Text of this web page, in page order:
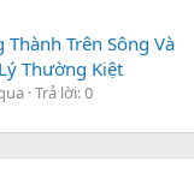
Trên Sông Và
Thường Kiệt
Trả lời: 0